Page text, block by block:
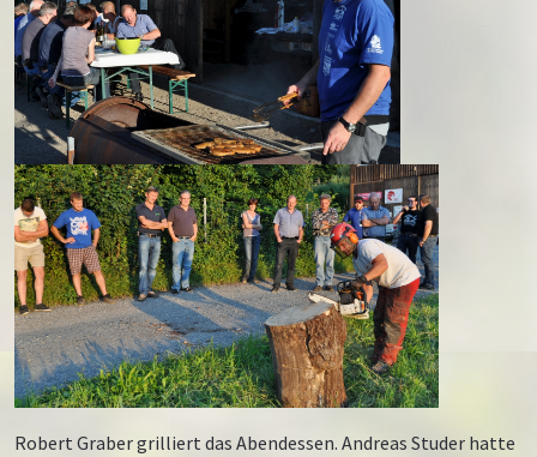
Robert Graber grilliert das Abendessen. Andreas Studer hatte